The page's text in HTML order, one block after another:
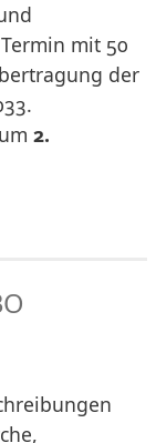
mit 50
der
2.